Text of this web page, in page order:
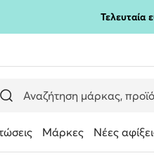
ΚΎΡΙΟ ΠΕΡΙΕΧΌΜΕΝΟΤελευταία
Μάρκες Νέες